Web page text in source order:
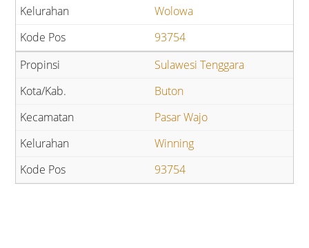
Wolowa
93754
Sulawesi Tenggara
Buton
Pasar Wajo
Winning
93754